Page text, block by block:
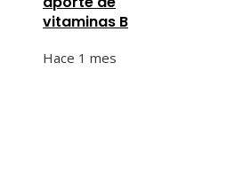
vitaminas B
Hace 1 mes